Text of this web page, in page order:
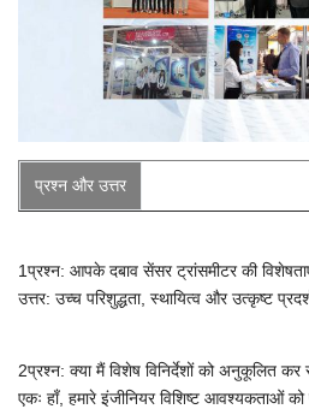
प्रश्न और उत्तर
1प्रश्न: आपके दबाव सेंसर ट्रांसमीटर की
उत्तर: उच्च परिशुद्धता, स्थायित्व और उत्कृष्ट
2प्रश्न: क्या मैं विशेष विनिर्देशों को अनुकूलित
एकः हाँ, हमारे इंजीनियर विशिष्ट आवश्यकताओं को